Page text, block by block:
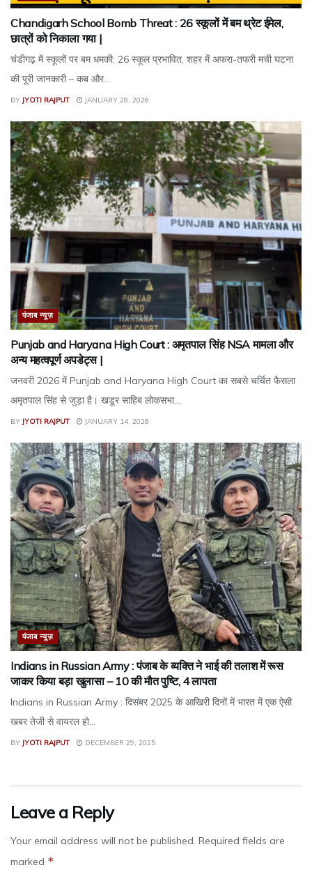
Chandigarh School Bomb Threat : 26 स्कूलों में बम थ्रेट ईमेल,
छात्रों को निकाला गया |
चंडीगढ़ में स्कूलों पर बम धमकी: 26 स्कूल प्रभावित, शहर में अफरा-तफरी मची घटना
की पूरी जानकारी – कब और...
BY JYOTI RAJPUT JANUARY 28, 2026
पंजाब न्यूज़
Punjab and Haryana High Court : अमृतपाल सिंह NSA मामला और
अन्य महत्वपूर्ण अपडेट्स |
जनवरी 2026 में Punjab and Haryana High Court का सबसे चर्चित फैसला
अमृतपाल सिंह से जुड़ा है। खडूर साहिब लोकसभा...
BY JYOTI RAJPUT JANUARY 14, 2026
पंजाब न्यूज़
Indians in Russian Army : पंजाब के व्यक्ति ने भाई की तलाश में रूस
जाकर किया बड़ा खुलासा – 10 की मौत पुष्टि, 4 लापता
Indians in Russian Army : दिसंबर 2025 के आखिरी दिनों में भारत में एक ऐसी
खबर तेजी से वायरल हो...
BY JYOTI RAJPUT DECEMBER 29, 2025
Leave a Reply
Your email address will not be published. Required fields are
marked *